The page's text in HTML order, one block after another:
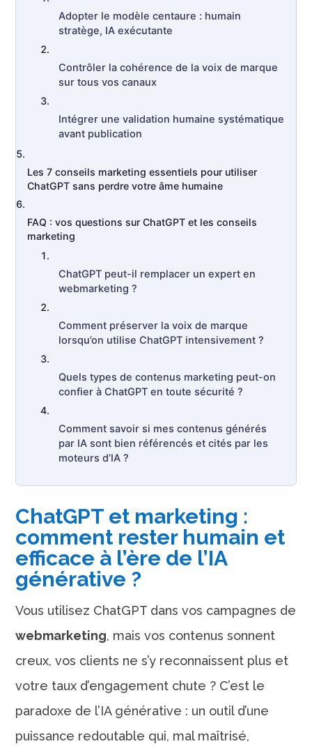
Adopter le modèle centaure : humain
stratège, IA exécutante
Contrôler la cohérence de la voix de marque
sur tous vos canaux
Intégrer une validation humaine systématique
avant publication
Les 7 conseils marketing essentiels pour utiliser
ChatGPT sans perdre votre âme humaine
FAQ : vos questions sur ChatGPT et les conseils
marketing
ChatGPT peut-il remplacer un expert en
webmarketing ?
Comment préserver la voix de marque
lorsqu’on utilise ChatGPT intensivement ?
Quels types de contenus marketing peut-on
confier à ChatGPT en toute sécurité ?
Comment savoir si mes contenus générés
par IA sont bien référencés et cités par les
moteurs d’IA ?
ChatGPT et marketing :
comment rester humain et
efficace à l’ère de l’IA
générative ?
Vous utilisez ChatGPT dans vos campagnes de
webmarketing, mais vos contenus sonnent
creux, vos clients ne s’y reconnaissent plus et
votre taux d’engagement chute ? C’est le
paradoxe de l’IA générative : un outil d’une
puissance redoutable qui, mal maîtrisé,